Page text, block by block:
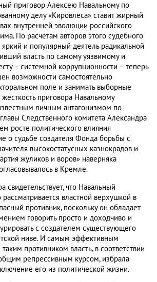
приговор Алексею Навальному по
делу «Кировлеса» ставит жирный
внутренней эволюции российского
По расчетам авторов этого судебного
и популярный деятель радикальной
власть по самому уязвимому и
– системной коррупционности – теперь
возможности самостоятельно
поле и занимать выборные
приговора Навальному
личным антагонизмом по
Следственного комитета Александра
росте политического влияния
о судьбе создателя Фонда борьбы с
высокостатусных казнокрадов и
жуликов и воров» наверняка
в Кремле.
свидетельствует, что Навальный
рассматривается властной верхушкой в
противник, поскольку он обладает
говорить просто и доходчиво и
с создателем существующего
ниве. И самым эффективным
противником власть, в соответствии
репрессивным курсом, избрала
его из политической жизни.